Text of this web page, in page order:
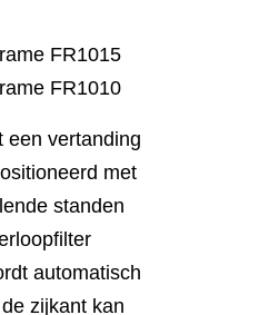
FR1015
FR1010
een vertanding
met
standen
automatisch
zijkant kan